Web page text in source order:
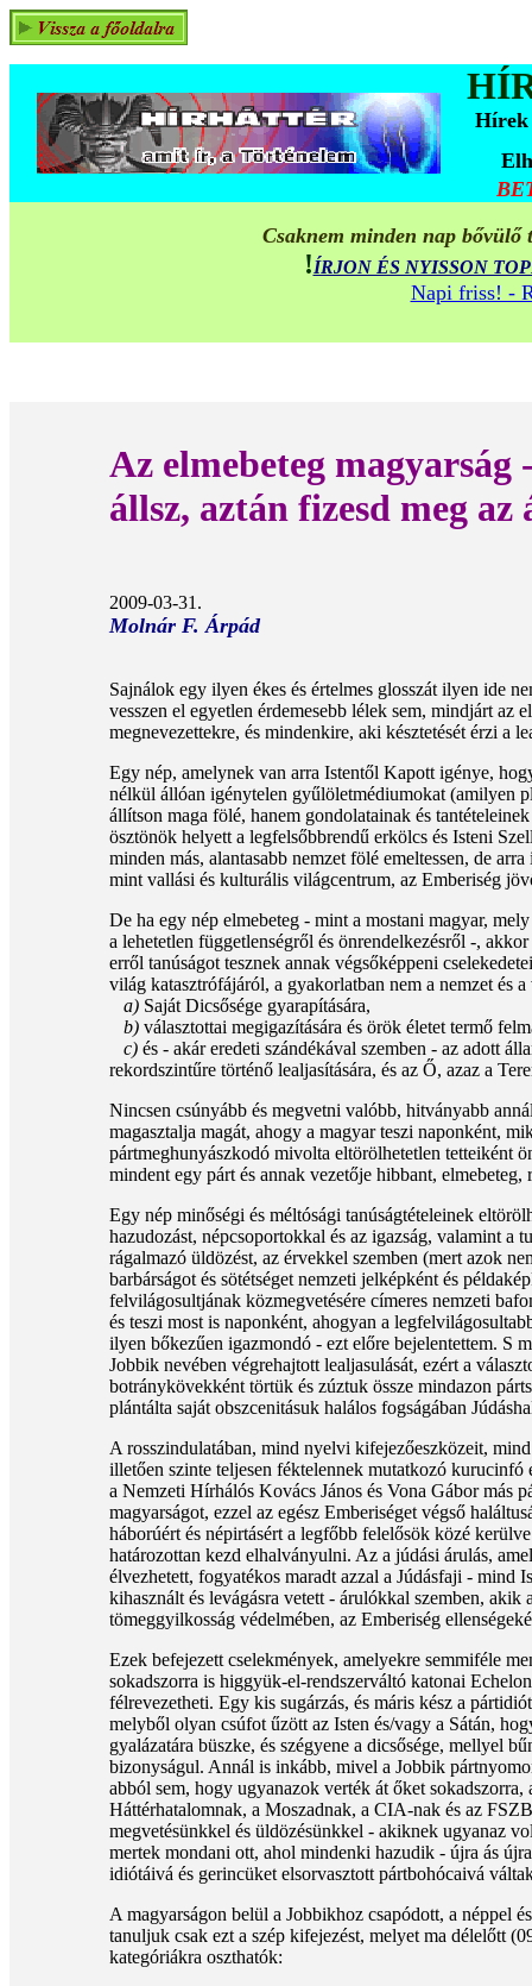
Hírek
Csaknem minden nap
!ÍRJON ÉS NYISSON
Napi friss! -
Az elmebeteg
állsz, aztán fizesd meg
2009-03-31.
Molnár F. Árpád
Sajnálok egy ilyen ékes és értelmes glosszát ilyen ide
vesszen el egyetlen érdemesebb lélek sem, mindjárt az
megnevezettekre, és mindenkire, aki késztetését érzi a
Egy nép, amelynek van arra Istentől Kapott igénye,
nélkül állóan igénytelen gyűlöletmédiumokat (amilyen
állítson maga fölé, hanem gondolatainak és
ösztönök helyett a legfelsőbbrendű erkölcs és Isteni
minden más, alantasabb nemzet fölé emeltessen, de
mint vallási és kulturális világcentrum, az Emberiség
De ha egy nép elmebeteg - mint a mostani magyar,
a lehetetlen függetlenségről és önrendelkezésről -,
erről tanúságot tesznek annak végsőképpeni
világ katasztrófájáról, a gyakorlatban nem a nemzet és
a) Saját Dicsősége gyarapítására,
b) választottai megigazítására és örök életet termő
c) és - akár eredeti szándékával szemben - az adott
rekordszintűre történő lealjasítására, és az Ő, azaz a
Nincsen csúnyább és megvetni valóbb, hitványabb
magasztalja magát, ahogy a magyar teszi naponként,
pártmeghunyászkodó mivolta eltörölhetetlen tetteiként
mindent egy párt és annak vezetője hibbant,
Egy nép minőségi és méltósági tanúságtételeinek
hazudozást, népcsoportokkal és az igazság, valamint a
rágalmazó üldözést, az érvekkel szemben (mert azok
barbárságot és sötétséget nemzeti jelképként és
felvilágosultjának közmegvetésére címeres nemzeti
és teszi most is naponként, ahogyan a
ilyen bőkezűen igazmondó - ezt előre bejelentettem. S
Jobbik nevében végrehajtott lealjasulását, ezért a
botránykövekként törtük és zúztuk össze mindazon
plántálta saját obszcenitásuk halálos fogságában
A rosszindulatában, mind nyelvi kifejezőeszközeit,
illetően szinte teljesen féktelennek mutatkozó
a Nemzeti Hírhálós Kovács János és Vona Gábor más
magyarságot, ezzel az egész Emberiséget végső
háborúért és népirtásért a legfőbb felelősök közé
határozottan kezd elhalványulni. Az a júdási árulás,
élvezhetett, fogyatékos maradt azzal a Júdásfaji - mind
kihasznált és levágásra vetett - árulókkal szemben,
tömeggyilkosság védelmében, az Emberiség
Ezek befejezett cselekmények, amelyekre semmiféle
sokadszorra is higgyük-el-rendszerváltó katonai
félrevezetheti. Egy kis sugárzás, és máris kész a
melyből olyan csúfot űzött az Isten és/vagy a Sátán,
gyalázatára büszke, és szégyene a dicsősége, mellyel
bizonyságul. Annál is inkább, mivel a Jobbik
abból sem, hogy ugyanazok verték át őket
Háttérhatalomnak, a Moszadnak, a CIA-nak és az
megvetésünkkel és üldözésünkkel - akiknek ugyanaz
mertek mondani ott, ahol mindenki hazudik - újra ás
idiótáivá és gerincüket elsorvasztott pártbohócaivá
A magyarságon belül a Jobbikhoz csapódott, a néppel
tanuljuk csak ezt a szép kifejezést, melyet ma délelőtt
kategóriákra oszthatók: